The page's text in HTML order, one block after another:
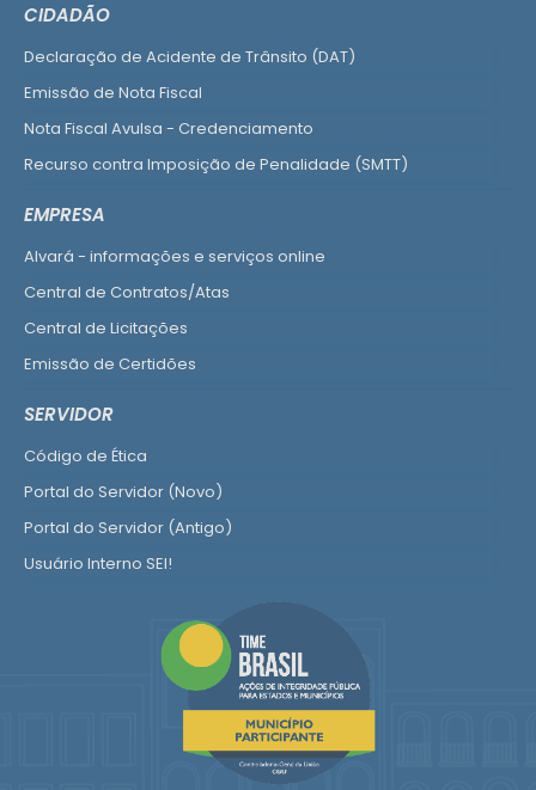
CIDADÃO
Declaração de Acidente de Trânsito (DAT)
Emissão de Nota Fiscal
Nota Fiscal Avulsa - Credenciamento
Recurso contra Imposição de Penalidade (SMTT)
EMPRESA
Alvará - informações e serviços online
Central de Contratos/Atas
Central de Licitações
Emissão de Certidões
SERVIDOR
Código de Ética
Portal do Servidor (Novo)
Portal do Servidor (Antigo)
Usuário Interno SEI!
Portal do Segurado
Manual de Gestão Patrimonial
Ver mais serviços para o Servidor